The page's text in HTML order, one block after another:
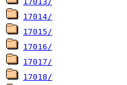
17014/
17015/
17016/
17017/
17018/